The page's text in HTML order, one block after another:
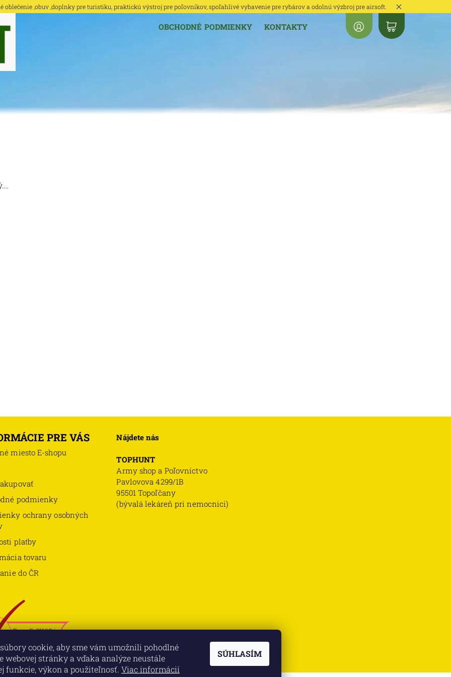
,obuv ,doplnky pre turistiku, praktickú výstroj pre poľovníkov, spoľahlivé vybavenie pre rybárov a odolnú výzbroj pre airsoft.
OBCHODNÉ PODMIENKY KONTAKTY
PRE VÁS
miesto E-shopu
podmienky
ochrany osobných
platby
tovaru
do ČR
Nájdete nás
TOPHUNT
Army shop a Poľovníctvo
Pavlovova 4299/1B
95501 Topoľčany
(bývalá lekáreň pri nemocnici)
cookie, aby sme vám umožnili pohodlné
webovej stránky a vďaka analýze neustále
funkcie, výkon a použiteľnosť. Viac informácií
SÚHLASÍM